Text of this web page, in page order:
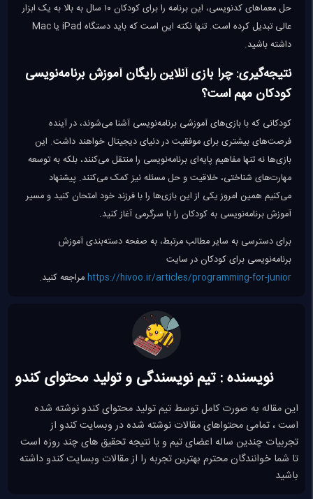
حل معماهای کدنویسی، این برنامه را برای کودکان ۱۰ سال به بالا به یک ابزار
عالی تبدیل کرده است. تنها نکته این است که باید دستگاه iPad یا Mac
داشته باشید.
نتیجه‌گیری: چرا بازی آنلاین رایگان آموزش برنامه‌نویسی
کودکان مهم است؟
کودکانی که با بازی‌های آموزشی برنامه‌نویسی آشنا می‌شوند، در آینده
فرصت‌های بیشتری برای موفقیت در دنیای دیجیتال خواهند داشت. این
بازی‌ها نه تنها مفاهیم پایه‌ای برنامه‌نویسی را منتقل می‌کنند، بلکه به توسعه
مهارت‌های شناختی، خلاقیت و حل مسئله نیز کمک می‌کنند. پیشنهاد
می‌کنیم همین امروز یکی از این بازی‌ها را با فرزند خود امتحان کنید و مسیر
آموزش برنامه‌نویسی به کودکان را با سرگرمی آغاز کنید.
برای دسترسی به سایر مطالب مرتبط، به صفحه دسته‌بندی آموزش
برنامه‌نویسی برای کودکان در سایت
https://hivoo.ir/articles/programming-for-juniorمراجعه کنید.
نویسنده : تیم نویسندگی و تولید محتوای کندو
این مقاله به صورت کامل توسط تیم تولید محتوای کندو نوشته شده
است ، تمامی محتواهای مقالات نوشته شده در وبسایت کندو از
تجربیات چندین ساله اعضای تیم و یا نتیجه تحقیق های چند روزه است
تا شما خوانندگان محترم بهترین تجربه را از مقالات وبسایت کندو داشته
باشید